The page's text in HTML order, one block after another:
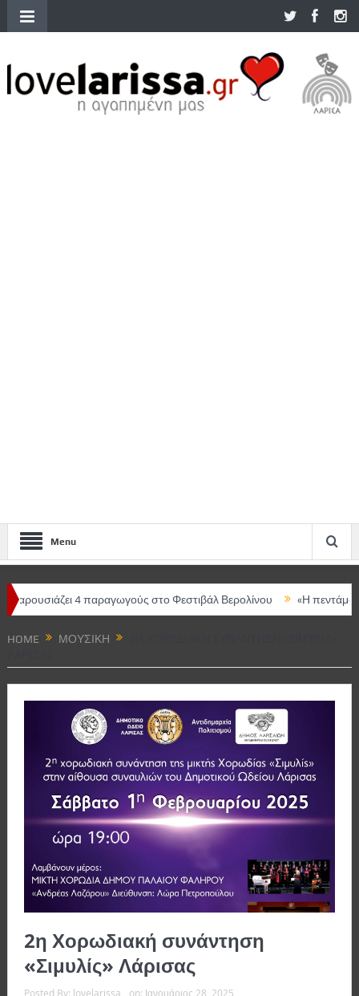
Menu
4 παραγωγούς στο Φεστιβάλ Βερολίνου «Η πεντάμορφη και
HOME ΜΟΥΣΙΚΉ
2η Χορωδιακή συνάντηση
«Σιμυλίς» Λάρισας
Posted By: lovelarissa on: Ιανουάριος 28, 2025